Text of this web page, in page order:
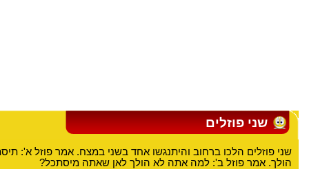
שני פוזלים
שני פוזלים הלכו ברחוב והיתנגשו אחד בשני במצח. אמר פוזל א':
הולך. אמר פוזל ב': למה אתה לא הולך לאן שאתה מיסתכל?